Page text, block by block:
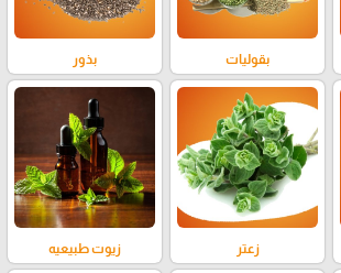
بقوليات بذور
زعتر زيوت طبيعيه